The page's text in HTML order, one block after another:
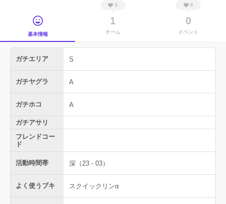
基本情報
3
1
チーム
0
0
イベント
ガチエリア S
ガチヤグラ A
ガチホコ A
ガチアサリ
フレンドコー
ド
活動時間帯 深（23 - 03）
よく使うブキ スクイックリンα